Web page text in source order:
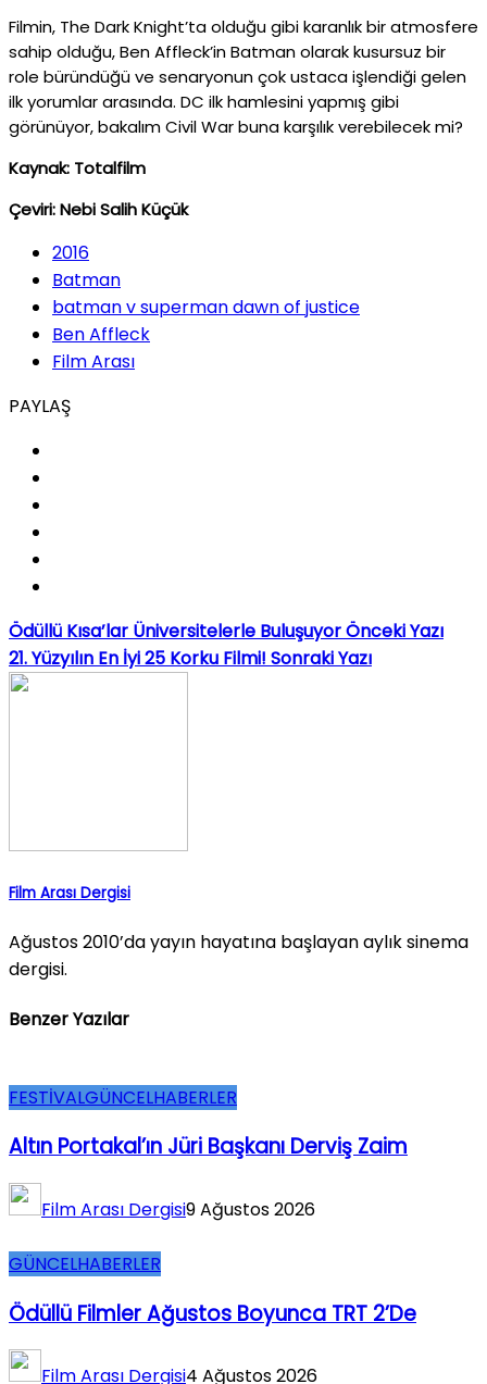
Filmin, The Dark Knight’ta olduğu gibi karanlık bir atmosfere
sahip olduğu, Ben Affleck’in Batman olarak kusursuz bir
role büründüğü ve senaryonun çok ustaca işlendiği gelen
ilk yorumlar arasında. DC ilk hamlesini yapmış gibi
görünüyor, bakalım Civil War buna karşılık verebilecek mi?
Kaynak: Totalfilm
Çeviri: Nebi Salih Küçük
2016
Batman
batman v superman dawn of justice
Ben Affleck
Film Arası
PAYLAŞ
Ödüllü Kısa’lar Üniversitelerle BuluşuyorÖnceki Yazı
21. Yüzyılın En İyi 25 Korku Filmi! Sonraki Yazı
Film Arası Dergisi
Ağustos 2010’da yayın hayatına başlayan aylık sinema
dergisi.
Benzer Yazılar
FESTİVALGÜNCELHABERLER
Altın Portakal’ın Jüri Başkanı Derviş Zaim
Film Arası Dergisi9 Ağustos 2026
GÜNCELHABERLER
Ödüllü Filmler Ağustos Boyunca TRT 2’de
Film Arası Dergisi4 Ağustos 2026